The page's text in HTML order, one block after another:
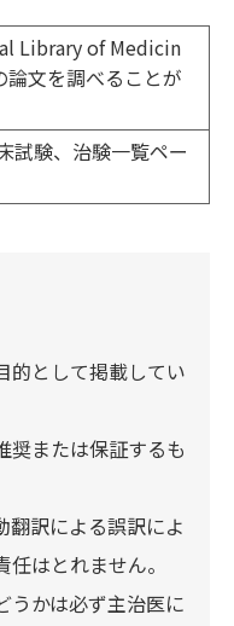
Library of Medicin
文を調べることが
試験、治験一覧ペー
的として掲載してい
奨または保証するも
翻訳による誤訳によ
はとれません。
うかは必ず主治医に